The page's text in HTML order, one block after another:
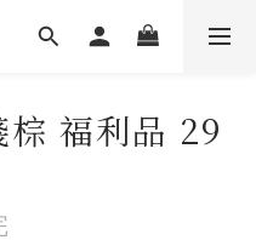
福利品 29